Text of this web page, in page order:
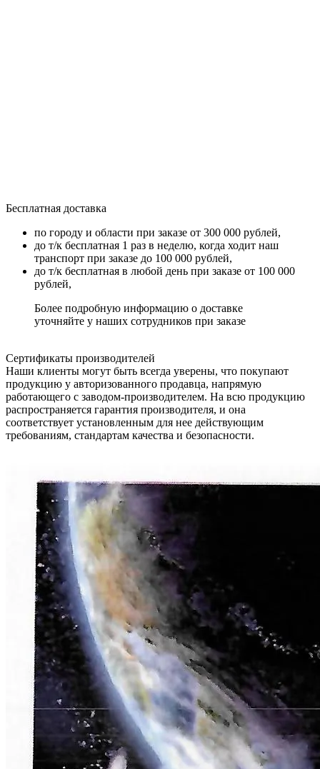
Бесплатная доставка
по городу и области при заказе от 300 000 рублей,
до т/к бесплатная 1 раз в неделю, когда ходит наш
транспорт при заказе до 100 000 рублей,
до т/к бесплатная в любой день при заказе от 100 000
рублей,
Более подробную информацию о доставке
уточняйте у наших сотрудников при заказе
Сертификаты производителей
Наши клиенты могут быть всегда уверены, что покупают
продукцию у авторизованного продавца, напрямую
работающего с заводом-производителем. На всю продукцию
распространяется гарантия производителя, и она
соответствует установленным для нее действующим
требованиям, стандартам качества и безопасности.